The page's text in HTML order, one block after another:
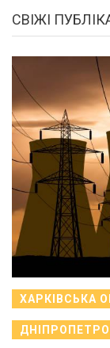
СВІЖІ
ХАРКІВСЬКА